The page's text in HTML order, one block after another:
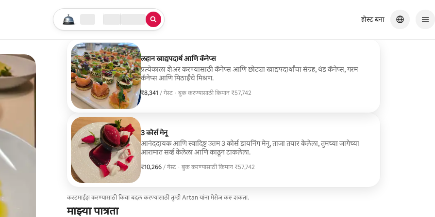
तुमचा सर्च सुरू करा
लोकेशन चेक इन / चेक आऊट
सेवेचा प्रकार
होस्ट बना
लहान खाद्यपदार्थ आणि कॅनेप्स
प्रत्येकाला शेअर करण्यासाठी कॅनेप्स आणि छोट्या खाद्यपदार्थांचा संग्रह, थंड कॅनेप्स, गरम
कॅनेप्स आणि मिठाईंचे मिश्रण.
₹8,341 / गेस्ट
₹8,341 प्रति गेस्ट
· बुक करण्यासाठी किमान ₹57,742
3 कोर्स मेनू
आनंददायक आणि स्वादिष्ट उत्तम 3 कोर्स डायनिंग मेनू, ताजा तयार केलेला, तुमच्या जागेच्या
आरामात सर्व्ह केलेला आणि काढून टाकलेला.
₹10,266 / गेस्ट
₹10,266 प्रति गेस्ट
· बुक करण्यासाठी किमान ₹57,742
कस्टमाईझ करण्यासाठी किंवा बदल करण्यासाठी तुम्ही Artan यांना मेसेज करू शकता.
माझ्या पात्रता